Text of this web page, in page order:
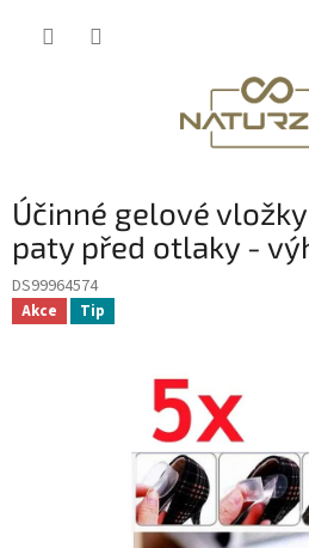
Účinné gelové
paty před otlaky -
DS99964574
Akce Tip